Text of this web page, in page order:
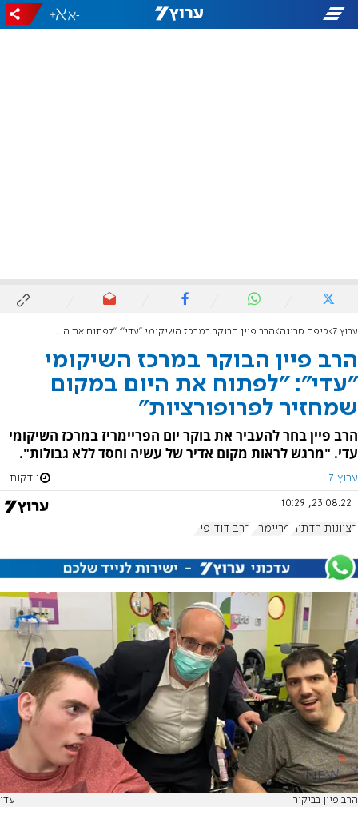
-
+
ערוץ 7 כיפה סרוגה הרב פיין הבוקר במרכז השיקומי "עדי": "לפתוח את היום במקום שמחזיר לפרופורציות"
הרב פיין הבוקר במרכז השיקומי
"עדי": "לפתוח את היום במקום
שמחזיר לפרופורציות"
הרב פיין בחר להעביר את בוקר יום הפריימריז במרכז השיקומי
עדי. "מרגש לראות מקום אדיר של עשיה וחסד ללא גבולות".
ערוץ 7 1 דקות
23.08.22, 10:29
הציונות הדתית פריימריז הרב דוד פיין
הרב פיין בביקור עדי